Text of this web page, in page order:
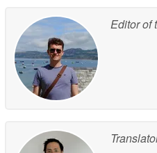
Editor of